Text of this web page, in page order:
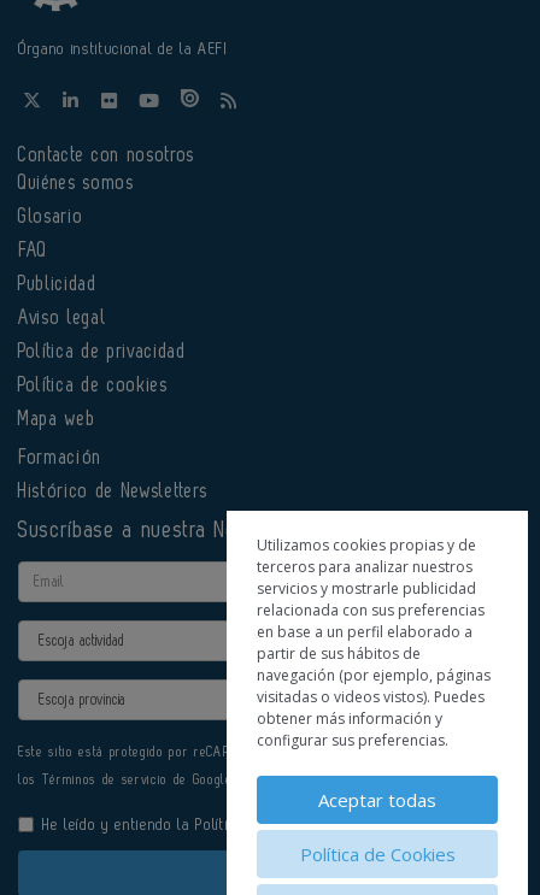
Órgano institucional de la AEFI
Contacte con nosotros
Quiénes somos
Glosario
FAQ
Publicidad
Aviso legal
Política de privacidad
Política de cookies
Mapa web
Formación
Histórico de Newsletters
Suscríbase a nuestra Newsletter
Email
Actividad
Provincia
Este sitio está protegido por reCAPTCHA y se aplican la
los Términos de servicio de Google.
He leído y entiendo la Política de Privacidad
Enviar
Utilizamos cookies propias y de
terceros para analizar nuestros
servicios y mostrarle publicidad
relacionada con sus preferencias
en base a un perfil elaborado a
partir de sus hábitos de
navegación (por ejemplo, páginas
visitadas o videos vistos). Puedes
obtener más información y
configurar sus preferencias.
Aceptar todas
Política de Cookies